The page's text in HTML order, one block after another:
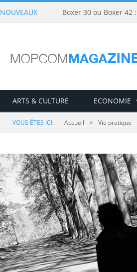
NOUVEAUX Boxer 30 ou Boxer
ARTS & CULTURE ECONOMIE
VOUS ÊTES ICI: Accueil » Vie pratique